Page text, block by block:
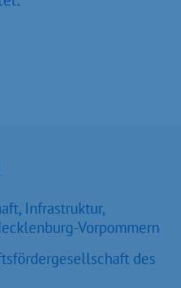
Infrastruktur,
Vorpommern
des